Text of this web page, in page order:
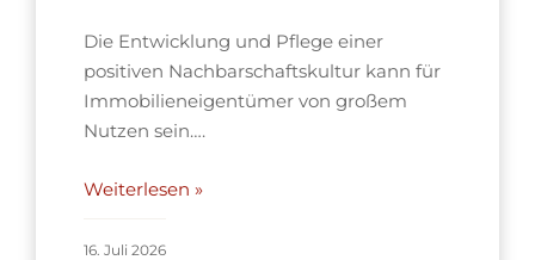
Die Entwicklung und Pflege einer
positiven Nachbarschaftskultur kann für
Immobilieneigentümer von großem
Nutzen sein….
Weiterlesen »
16. Juli 2026